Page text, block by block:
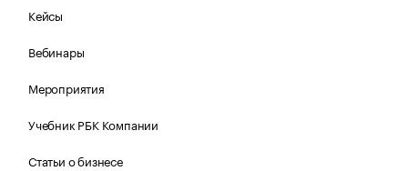
Кейсы
Вебинары
Мероприятия
Учебник РБК Компании
Статьи о бизнесе